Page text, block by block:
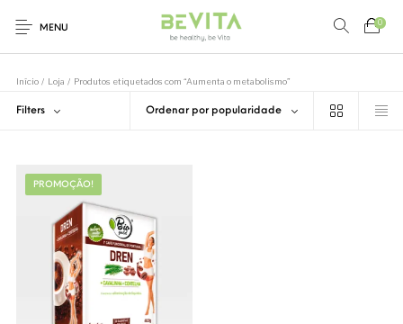
Alimentação
Marcas
0
MENU
0
Início / Loja / Produtos etiquetados com “Aumenta o metabolismo”
Filters Ordenar por popularidade
PROMOÇÃO!